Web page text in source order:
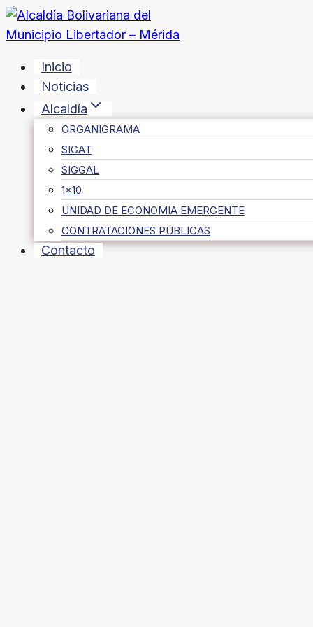
Saltar
al
Inicio
Noticias
Alcaldía
ORGANIGRAMA
SIGAT
SIGGAL
1×10
UNIDAD DE ECONOMIA EMERGENTE
CONTRATACIONES PÚBLICAS
Contacto